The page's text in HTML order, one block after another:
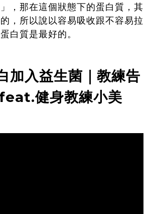
，那在這個狀態下的蛋白質，其
，所以說以容易吸收跟不容易拉
白質是最好的。
加入益生菌｜教練告
健身教練小美